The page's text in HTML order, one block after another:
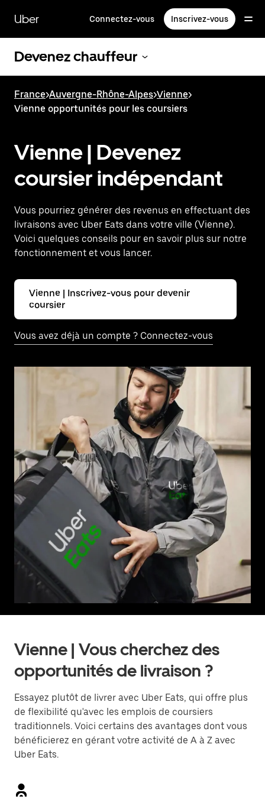
contenu
principal
Uber Connectez-vous Inscrivez-vous
Devenez chauffeur
France>Auvergne-Rhône-Alpes>Vienne>
Vienne opportunités pour les coursiers
Vienne | Devenez
coursier indépendant
Vous pourriez générer des revenus en effectuant des
livraisons avec Uber Eats dans votre ville (Vienne).
Voici quelques conseils pour en savoir plus sur notre
fonctionnement et vous lancer.
Vienne | Inscrivez-vous pour devenir
coursier
Vous avez déjà un compte ? Connectez-vous
Vienne | Vous cherchez des
opportunités de livraison ?
Essayez plutôt de livrer avec Uber Eats, qui offre plus
de flexibilité qu'avec les emplois de coursiers
traditionnels. Voici certains des avantages dont vous
bénéficierez en gérant votre activité de A à Z avec
Uber Eats.